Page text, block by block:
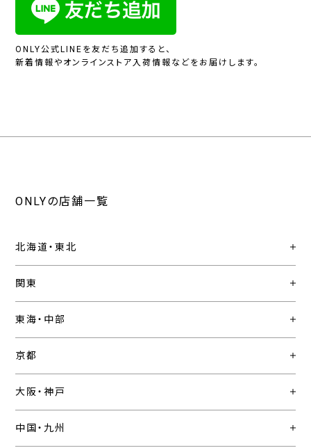
ONLY公式LINEを友だち追加すると、
新着情報やオンラインストア入荷情報などをお届けします。
ONLYの店舗一覧
北海道・東北
関東
東海・中部
京都
大阪・神戸
中国・九州